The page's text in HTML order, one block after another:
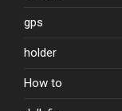
gps
holder
How to